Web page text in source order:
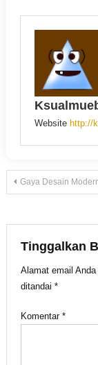
Website http://
Navigasi
Gaya Desain
Tinggalkan
Alamat email
ditandai *
Komentar *